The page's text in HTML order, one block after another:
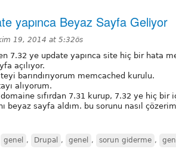
yapınca Beyaz Sayfa Geliyor
19, 2014 at 5:32ös
7.32 ye update yapınca site hiç bir hata
açılıyor.
barındırıyorum memcached kurulu.
alıyorum.
sıfırdan 7.31 kurup, 7.32 ye hiç
beyaz sayfa aldım. bu sorunu nasıl
genel , Drupal , genel , sorun giderme ,